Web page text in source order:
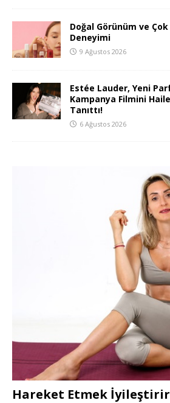
Doğal Görünüm ve
Deneyimi
9 Ağustos 2026
Estée Lauder, Yeni
Kampanya Filmini
Tanıttı!
6 Ağustos 2026
Hareket Etmek İyileştirir